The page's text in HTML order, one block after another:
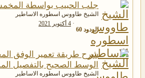
جلب الحبيب بواسطة
الشيخ طاووس اسطوره الاساطير
الردود 60
4 أكتوبر 2021
شرح طريقة تعمير الوفق
الوسط الصحيح بالتفصيل
الشيخ طاووس اسطوره الاساطير